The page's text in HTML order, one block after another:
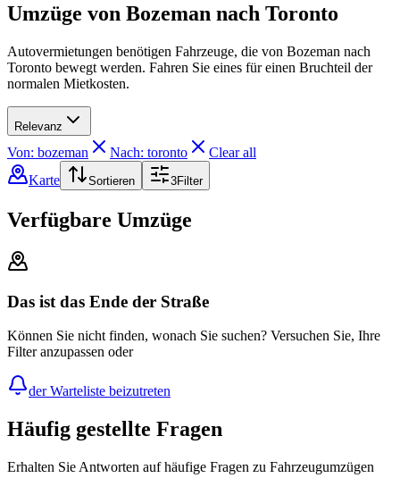
Umzüge von Bozeman nach Toronto
Autovermietungen benötigen Fahrzeuge, die von Bozeman nach
Toronto bewegt werden. Fahren Sie eines für einen Bruchteil der
normalen Mietkosten.
Relevanz
Von: bozeman Nach: toronto
Clear all
Karte
Sortieren 3Filter
Verfügbare Umzüge
Das ist das Ende der Straße
Können Sie nicht finden, wonach Sie suchen? Versuchen Sie, Ihre
Filter anzupassen oder
der Warteliste beizutreten
Häufig gestellte Fragen
Erhalten Sie Antworten auf häufige Fragen zu Fahrzeugumzügen